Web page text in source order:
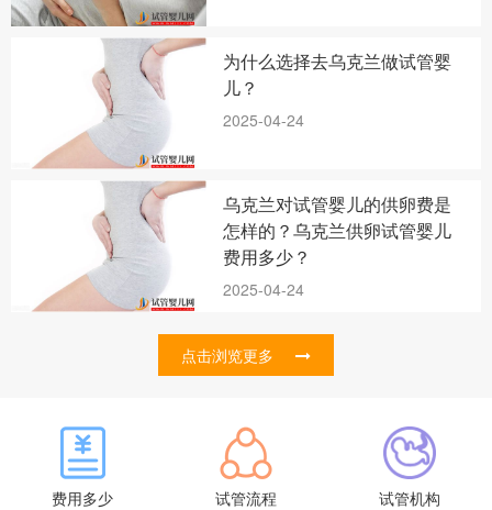
为什么选择去乌克兰做试管婴
儿？
2025-04-24
乌克兰对试管婴儿的供卵费是
怎样的？乌克兰供卵试管婴儿
费用多少？
2025-04-24
点击浏览更多
费用多少 试管流程 试管机构